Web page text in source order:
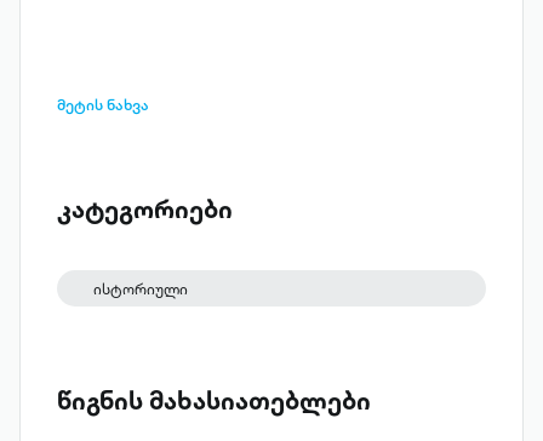
მეტის ნახვა
კატეგორიები
ისტორიული
წიგნის მახასიათებლები